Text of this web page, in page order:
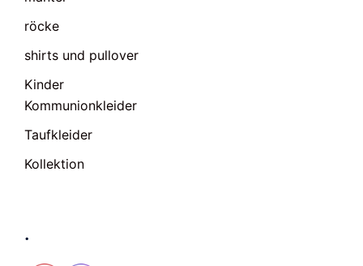
röcke
shirts und pullover
Kinder
Kommunionkleider
Taufkleider
Kollektion
.